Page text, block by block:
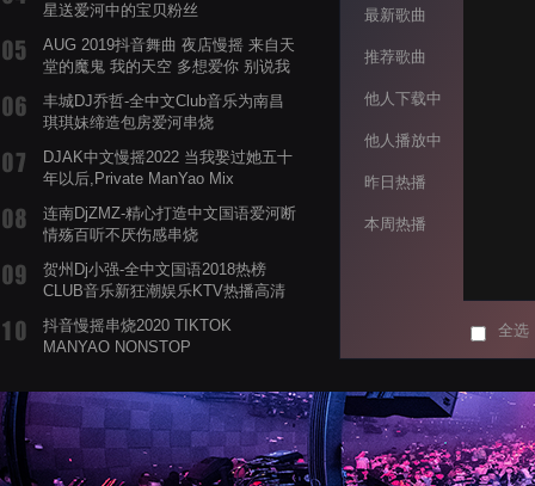
星送爱河中的宝贝粉丝
AUG 2019抖音舞曲 夜店慢摇 来自天
堂的魔鬼 我的天空 多想爱你 别说我
丰城DJ乔哲-全中文Club音乐为南昌
琪琪妹缔造包房爱河串烧
DJAK中文慢摇2022 当我娶过她五十
年以后,Private ManYao Mix
连南DjZMZ-精心打造中文国语爱河断
情殇百听不厌伤感串烧
贺州Dj小强-全中文国语2018热榜
CLUB音乐新狂潮娱乐KTV热播高清
抖音慢摇串烧2020 TIKTOK
MANYAO NONSTOP
蝉爸爸妈妈爱存在夏天的风是想你的
声音啊
最新歌曲
推荐歌曲
他人下载中
他人播放中
昨日热播
本周热播
全选